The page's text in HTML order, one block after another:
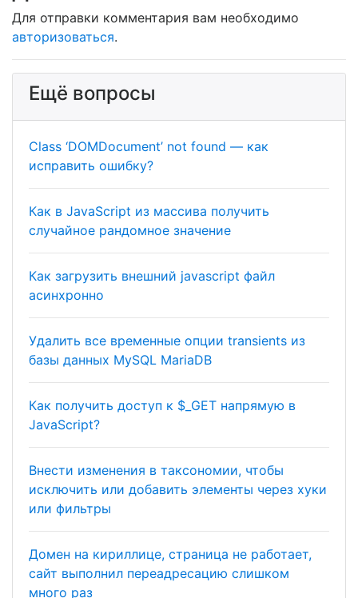
Для отправки комментария вам необходимо
авторизоваться.
Ещё вопросы
Class ‘DOMDocument’ not found — как
исправить ошибку?
Как в JavaScript из массива получить
случайное рандомное значение
Как загрузить внешний javascript файл
асинхронно
Удалить все временные опции transients из
базы данных MySQL MariaDB
Как получить доступ к $_GET напрямую в
JavaScript?
Внести изменения в таксономии, чтобы
исключить или добавить элементы через хуки
или фильтры
Домен на кириллице, страница не работает,
сайт выполнил переадресацию слишком
много раз